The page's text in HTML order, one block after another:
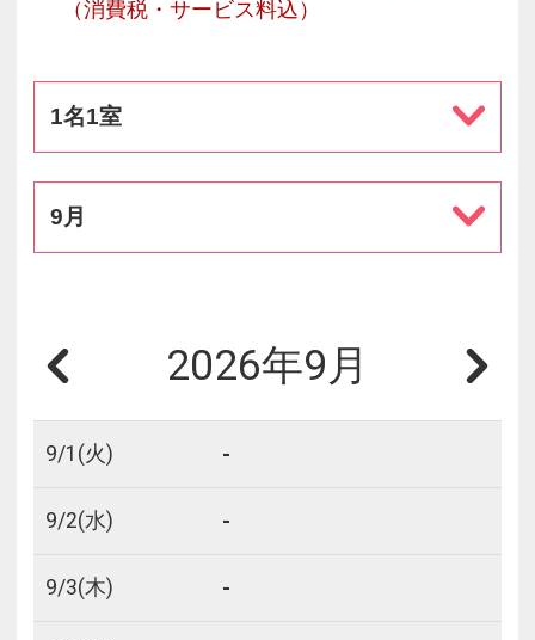
（消費税・サービス料込）
1名1室
9月
2026年9月
9/1 (火) -
9/2(水) -
9/3(木) -